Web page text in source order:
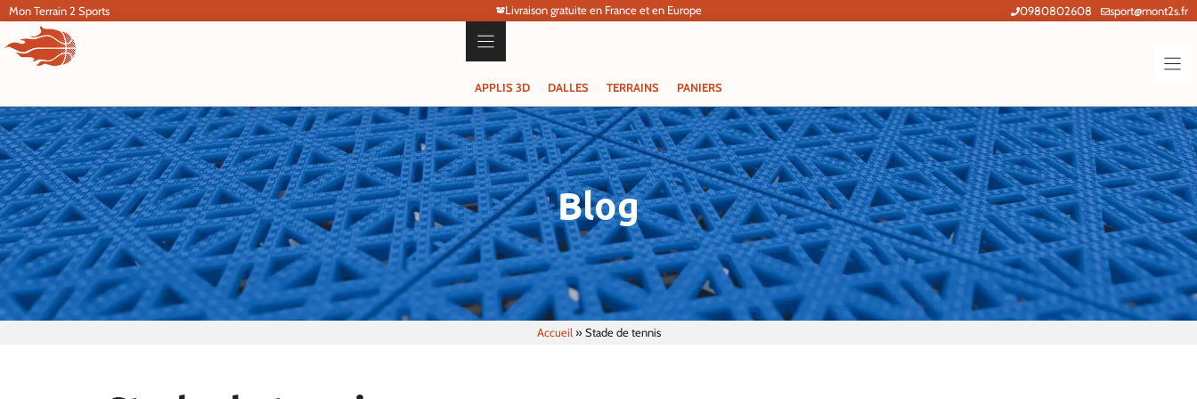
Aller
contenu
Mon Terrain 2 Sports Livraison gratuite en France et en Europe 0980802608 sport@mont2s.fr
APPLIS 3D DALLES TERRAINS PANIERS
Blog
Accueil »Stade de tennis